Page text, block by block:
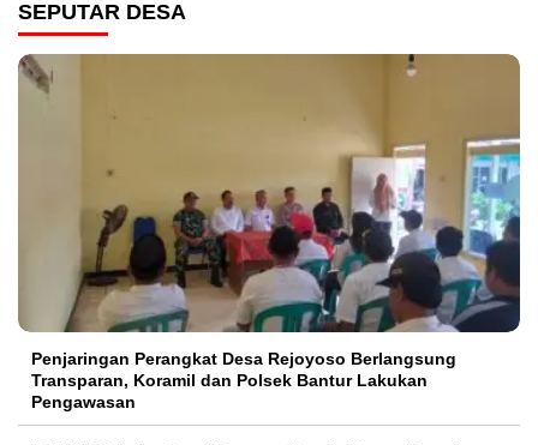
SEPUTAR DESA
Penjaringan Perangkat Desa Rejoyoso Berlangsung
Transparan, Koramil dan Polsek Bantur Lakukan
Pengawasan